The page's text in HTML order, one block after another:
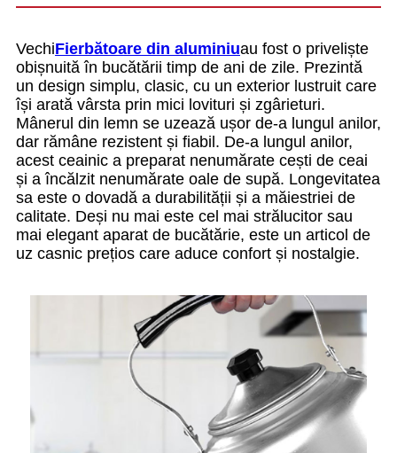
VechiFierbătoare din aluminiuau fost o priveliște
obișnuită în bucătării timp de ani de zile. Prezintă
un design simplu, clasic, cu un exterior lustruit care
își arată vârsta prin mici lovituri și zgârieturi.
Mânerul din lemn se uzează ușor de-a lungul anilor,
dar rămâne rezistent și fiabil. De-a lungul anilor,
acest ceainic a preparat nenumărate cești de ceai
și a încălzit nenumărate oale de supă. Longevitatea
sa este o dovadă a durabilității și a măiestriei de
calitate. Deși nu mai este cel mai strălucitor sau
mai elegant aparat de bucătărie, este un articol de
uz casnic prețios care aduce confort și nostalgie.